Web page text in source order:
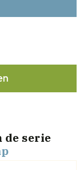
de serie